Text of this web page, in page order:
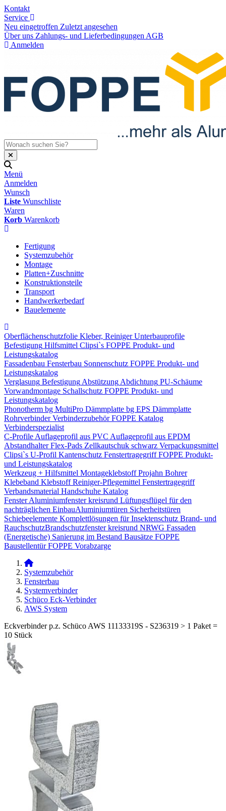
Kontakt
Service
Neu eingetroffen Zuletzt angesehen
Über uns Zahlungs- und Lieferbedingungen AGB
Anmelden
Menü
Anmelden
Wunsch
Liste Wunschliste
Waren
Korb Warenkorb
Fertigung
Systemzubehör
Montage
Platten+Zuschnitte
Konstruktionsteile
Transport
Handwerkerbedarf
Bauelemente
Oberflächenschutzfolie Kleber, Reiniger Unterbauprofile
Befestigung Hilfsmittel Clipsi`s FOPPE Produkt- und
Leistungskatalog
Fassadenbau Fensterbau Sonnenschutz FOPPE Produkt- und
Leistungskatalog
Verglasung Befestigung Abstützung Abdichtung PU-Schäume
Vorwandmontage Schallschutz FOPPE Produkt- und
Leistungskatalog
Phonotherm bg MultiPro Dämmplatte bg EPS Dämmplatte
Rohrverbinder Verbinderzubehör FOPPE Katalog
Verbinderspezialist
C-Profile Auflageprofil aus PVC Auflageprofil aus EPDM
Abstandhalter Flex-Pads Zellkautschuk schwarz Verpackungsmittel
Clipsi`s U-Profil Kantenschutz Fenstertragegriff FOPPE Produkt-
und Leistungskatalog
Werkzeug + Hilfsmittel Montageklebstoff Projahn Bohrer
Klebeband Klebstoff Reiniger-Pflegemittel Fenstertragegriff
Verbandsmaterial Handschuhe Katalog
Fenster Aluminiumfenster kreisrund Lüftungsflügel für den
nachträglichen Einbau​Aluminiumtüren Sicherheitstüren
Schiebeelemente Komplettlösungen für Insektenschutz Brand- und
Rauchschutz​Brandschutzfenster kreisrund NRWG Fassaden
(Energetische) Sanierung im Bestand Bausätze FOPPE
Baustellentür FOPPE Vorabzarge
Systemzubehör
Fensterbau
Systemverbinder
Schüco Eck-Verbinder
AWS System
Eckverbinder p.z. Schüco AWS 11133319S - S236319 > 1 Paket =
10 Stück